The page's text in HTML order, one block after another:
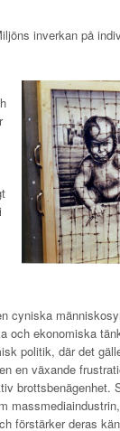
inverkan på
cyniska
ekonomiska
politik, där det
en växande
brottsbenägenhet.
förstärker deras